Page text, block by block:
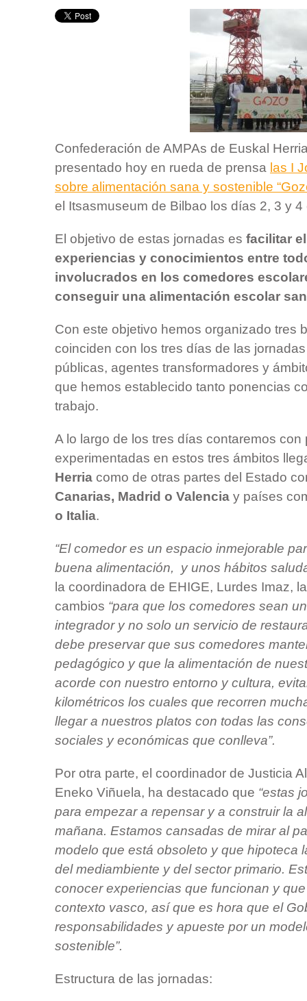
Confederación de AMPAs de Euskal
presentado hoy en rueda de prensa las I
sobre alimentación sana y sostenible
el Itsasmuseum de Bilbao los días 2, 3 y 4
El objetivo de estas jornadas es facilitar
experiencias y conocimientos entre
involucrados en los comedores
conseguir una alimentación escolar
Con este objetivo hemos organizado tres
coinciden con los tres días de las
públicas, agentes transformadores y
que hemos establecido tanto ponencias
trabajo.
A lo largo de los tres días contaremos con
experimentadas en estos tres ámbitos
Herria como de otras partes del Estado
Canarias, Madrid o Valencia y países
o Italia.
“El comedor es un espacio inmejorable
buena alimentación, y unos hábitos
la coordinadora de EHIGE, Lurdes Imaz,
cambios “para que los comedores sean
integrador y no solo un servicio de
debe preservar que sus comedores
pedagógico y que la alimentación de
acorde con nuestro entorno y cultura,
kilométricos los cuales que recorren
llegar a nuestros platos con todas las
sociales y económicas que conlleva”.
Por otra parte, el coordinador de Justicia
Eneko Viñuela, ha destacado que “estas
para empezar a repensar y a construir la
mañana. Estamos cansadas de mirar al
modelo que está obsoleto y que hipoteca
del mediambiente y del sector primario.
conocer experiencias que funcionan y
contexto vasco, así que es hora que el
responsabilidades y apueste por un
sostenible”.
Estructura de las jornadas: